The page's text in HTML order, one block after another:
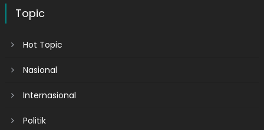
Topic
Hot Topic
Nasional
Internasional
Politik